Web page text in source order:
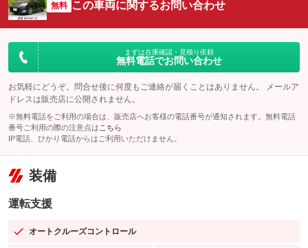
無料 この車両に関するお問い合わせ
まずは在庫確認・見積り依頼
無料電話でお問い合わせ
お気軽にどうぞ。問合せ後に何度もご連絡が届くことはありません。 メールア
ドレスは販売店に公開されません。
※無料電話をご利用の場合は、販売店へお客様の電話番号が通知されます。無料電話
番号ご利用の際の注意点は こちら
IP電話、ひかり電話からはご利用いただけません。
装備
運転支援
オートクルーズコントロール
：装備あり